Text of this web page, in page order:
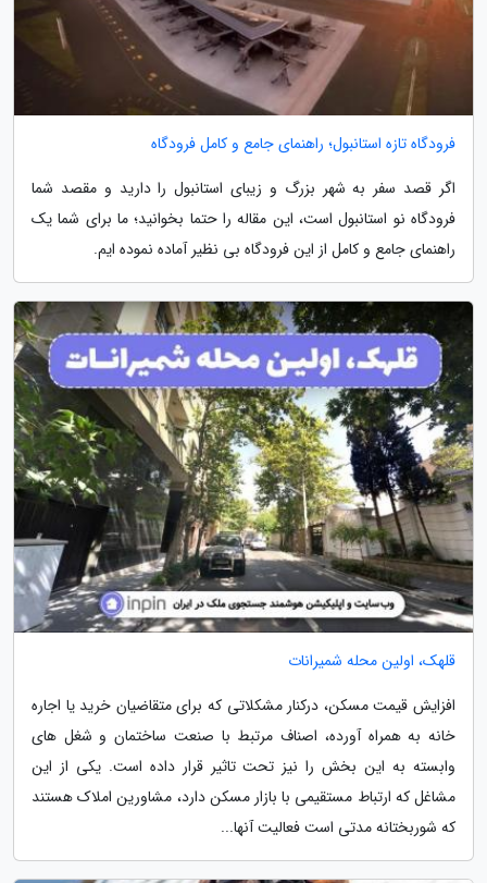
فرودگاه تازه استانبول؛ راهنمای جامع و کامل فرودگاه
اگر قصد سفر به شهر بزرگ و زیبای استانبول را دارید و مقصد شما
فرودگاه نو استانبول است، این مقاله را حتما بخوانید؛ ما برای شما یک
راهنمای جامع و کامل از این فرودگاه بی نظیر آماده نموده ایم.
قلهک، اولین محله شمیرانات
افزایش قیمت مسکن، درکنار مشکلاتی که برای متقاضیان خرید یا اجاره
خانه به همراه آورده، اصناف مرتبط با صنعت ساختمان و شغل های
وابسته به این بخش را نیز تحت تاثیر قرار داده است. یکی از این
مشاغل که ارتباط مستقیمی با بازار مسکن دارد، مشاورین املاک هستند
که شوربختانه مدتی است فعالیت آنها...